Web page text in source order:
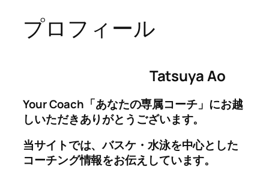
プロフィール
Tatsuya Ao
Your Coach「あなたの専属コーチ」にお越
しいただきありがとうございます。
当サイトでは、バスケ・水泳を中心とした
コーチング情報をお伝えしています。